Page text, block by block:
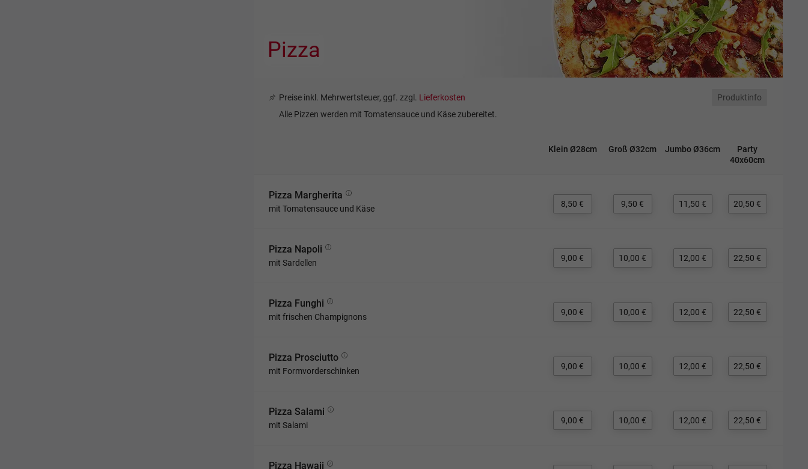
Pizza
Preise inkl. Mehrwertsteuer, ggf. zzgl. Lieferkosten
Produktinfo
Alle Pizzen werden mit Tomatensauce und Käse zubereitet.
Klein Ø28cm Groß Ø32cm Jumbo Ø36cm
Party
40x60cm
Pizza Margherita
mit Tomatensauce und Käse 8,50 € 9,50 € 11,50 € 20,50 €
Pizza Napoli
mit Sardellen 9,00 € 10,00 € 12,00 € 22,50 €
Pizza Funghi
mit frischen Champignons 9,00 € 10,00 € 12,00 € 22,50 €
Pizza Prosciutto
mit Formvorderschinken 9,00 € 10,00 € 12,00 € 22,50 €
Pizza Salami
mit Salami 9,00 € 10,00 € 12,00 € 22,50 €
Pizza Hawaii